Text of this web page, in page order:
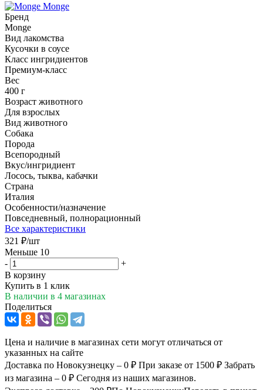
Monge
Бренд
Monge
Вид лакомства
Кусочки в соусе
Класс ингридиентов
Премиум-класс
Вес
400 г
Возраст животного
Для взрослых
Вид животного
Собака
Порода
Всепородный
Вкус/ингридиент
Лосось, тыква, кабачки
Страна
Италия
Особенности/назначение
Повседневный, полнорационный
Все характеристики
321 ₽/шт
Меньше 10
-
+
В корзину
Купить в 1 клик
В наличии в 4 магазинах
Поделиться
Цена и наличие в магазинах сети могут отличаться от
указанных на сайте
Доставка по Новокузнецку – 0 ₽ При заказе от 1500 ₽ Забрать
из магазина – 0 ₽ Сегодня из наших магазинов.